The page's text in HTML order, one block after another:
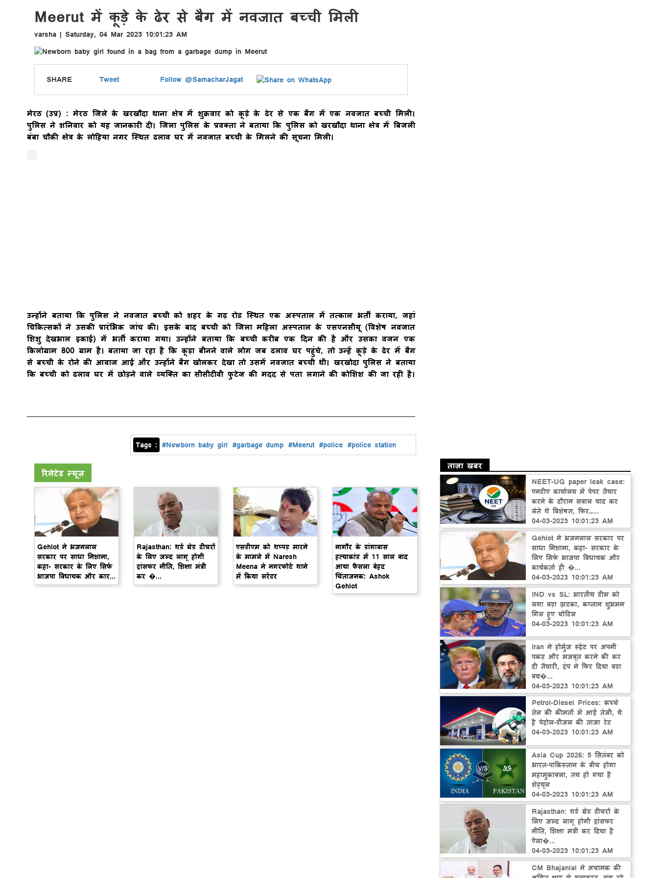
Meerut में कूड़े के ढेर से बैग में नवजात बच्‍ची मिली
varsha | Saturday, 04 Mar 2023 10:01:23 AM
SHARE Tweet Follow @SamacharJagat
मेरठ (उप्र) : मेरठ जिले के खरखौदा थाना क्षेत्र में शुक्रवार को कूड़े के ढेर से एक बैग में एक नवजात बच्‍ची मिली।
पुलिस ने शनिवार को यह जानकारी दी। जिला पुलिस के प्रवक्ता ने बताया कि पुलिस को खरखौदा थाना क्षेत्र में बिजली
बंबा चौकी क्षेत्र के लोहिया नगर स्थित ढलाव घर में नवजात बच्‍ची के मिलने की सूचना मिली।
उन्होंने बताया कि पुलिस ने नवजात बच्ची को शहर के गढ़ रोड स्थित एक अस्पताल में तत्काल भर्ती कराया, जहां
चिकित्सकों ने उसकी प्रारंभिक जांच की। इसके बाद बच्ची को जिला महिला अस्पताल के एसएनसीयू (विशेष नवजात
शिशु देखभाल इकाई) में भर्ती कराया गया। उन्होंने बताया कि बच्ची करीब एक दिन की है और उसका वजन एक
किलोग्राम 800 ग्राम है। बताया जा रहा है कि कूड़ा बीनने वाले लोग जब ढलाव घर पहुंचे, तो उन्हें कूड़े के ढेर में बैग
से बच्ची के रोने की आवाज आई और उन्होंने बैग खोलकर देखा तो उसमें नवजात बच्ची थी। खरखोदा पुलिस ने बताया
कि बच्ची को ढलाव घर में छोड़ने वाले व्यक्ति का सीसीटीवी फुटेज की मदद से पता लगाने की कोशिश की जा रही है।
Tags : #Newborn baby girl #garbage dump #Meerut #police #police station
रिलेटेड न्यूज़
Gehlot ने भजनलाल
सरकार पर साधा निशाना,
कहा- सरकार के लिए सिर्फ
भाजपा विधायक और कार...
Rajasthan: थर्ड ग्रेड टीचरों
के लिए जल्द लागू होगी
ट्रांसफर नीति, शिक्षा मंत्री
कर �...
एसडीएम को थप्पड़ मारने
के मामले में Naresh
Meena ने नगरफोर्ट थाने
में किया सरेंडर
नागौर के डांगावास
हत्याकांड में 11 साल बाद
आया फैसला बेहद
चिंताजनक: Ashok
Gehlot
ताज़ा खबर
NEET-UG paper leak case:
एनटीए कार्यालय में पेपर तैयार
करने के दौरान सवाल याद कर
लेते थे विशेषज्ञ, फिर…...
04-03-2023 10:01:23 AM
Gehlot ने भजनलाल सरकार पर
साधा निशाना, कहा- सरकार के
लिए सिर्फ भाजपा विधायक और
कार्यकर्ता ही �...
04-03-2023 10:01:23 AM
IND vs SL: भारतीय टीम को
लगा बड़ा झटका, कप्तान शुभमन
गिल हुए चोटिल
04-03-2023 10:01:23 AM
Iran ने होर्मुज स्ट्रेट पर अपनी
पकड़ और मजबूत करने की कर
दी तैयारी, ट्रंप ने फिर दिया बड़ा
बय�...
04-03-2023 10:01:23 AM
Petrol-Diesel Prices: कच्चे
तेल की कीमतों में आई तेजी, ये
है पेट्रोल-डीजल की ताजा रेट
04-03-2023 10:01:23 AM
Asia Cup 2026: 5 सितंबर को
भारत-पाकिस्तान के बीच होगा
महामुकाबला, तय हो गया है
शेड्यूल
04-03-2023 10:01:23 AM
Rajasthan: थर्ड ग्रेड टीचरों के
लिए जल्द लागू होगी ट्रांसफर
नीति, शिक्षा मंत्री कर दिया है
ऐला�...
04-03-2023 10:01:23 AM
CM Bhajanlal ने अचानक की